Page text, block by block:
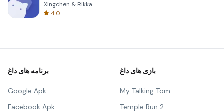
Xingchen & Rikka
4.0
برنامه های داغ
Google Apk
Facebook Apk
بازی های داغ
My Talking Tom
Temple Run 2